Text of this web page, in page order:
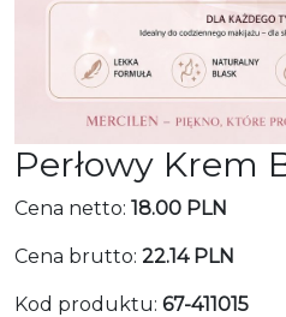
Perłowy Krem
Cena netto: 18.00 PLN
Cena brutto: 22.14 PLN
Kod produktu: 67-411015